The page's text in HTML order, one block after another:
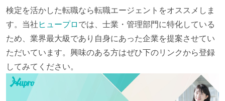
検定を活かした転職なら転職エージェントをオススメしま
す。当社 ヒュープロ では、士業・管理部門に特化している
ため、業界最大級であり自身にあった企業を提案させてい
ただいています。興味のある方はぜひ下のリンクから登録
してみてください。